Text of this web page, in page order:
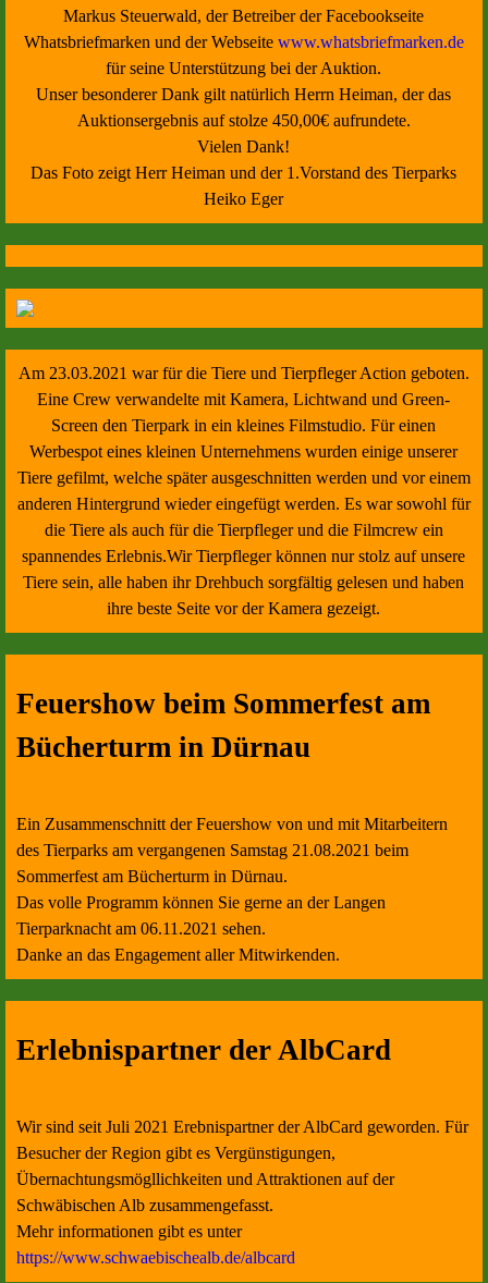
Markus Steuerwald, der Betreiber der Facebookseite
Whatsbriefmarken und der Webseite www.whatsbriefmarken.de
für seine Unterstützung bei der Auktion.
Unser besonderer Dank gilt natürlich Herrn Heiman, der das
Auktionsergebnis auf stolze 450,00€ aufrundete.
Vielen Dank!
Das Foto zeigt Herr Heiman und der 1.Vorstand des Tierparks
Heiko Eger
Am 23.03.2021 war für die Tiere und Tierpfleger Action geboten.
Eine Crew verwandelte mit Kamera, Lichtwand und Green-
Screen den Tierpark in ein kleines Filmstudio. Für einen
Werbespot eines kleinen Unternehmens wurden einige unserer
Tiere gefilmt, welche später ausgeschnitten werden und vor einem
anderen Hintergrund wieder eingefügt werden. Es war sowohl für
die Tiere als auch für die Tierpfleger und die Filmcrew ein
spannendes Erlebnis.Wir Tierpfleger können nur stolz auf unsere
Tiere sein, alle haben ihr Drehbuch sorgfältig gelesen und haben
ihre beste Seite vor der Kamera gezeigt.
Feuershow beim Sommerfest am
Bücherturm in Dürnau
Ein Zusammenschnitt der Feuershow von und mit Mitarbeitern
des Tierparks am vergangenen Samstag 21.08.2021 beim
Sommerfest am Bücherturm in Dürnau.
Das volle Programm können Sie gerne an der Langen
Tierparknacht am 06.11.2021 sehen.
Danke an das Engagement aller Mitwirkenden.
Erlebnispartner der AlbCard
Wir sind seit Juli 2021 Erebnispartner der AlbCard geworden. Für
Besucher der Region gibt es Vergünstigungen,
Übernachtungsmögllichkeiten und Attraktionen auf der
Schwäbischen Alb zusammengefasst.
Mehr informationen gibt es unter
https://www.schwaebischealb.de/albcard